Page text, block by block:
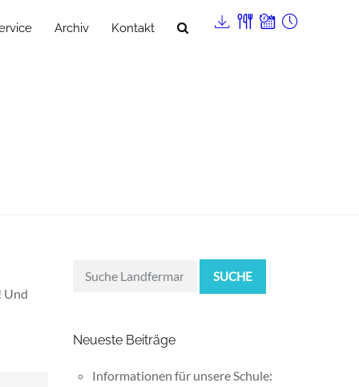
Archiv Kontakt
Und
SUCHE
Neueste Beiträge
Informationen für unsere Schule: